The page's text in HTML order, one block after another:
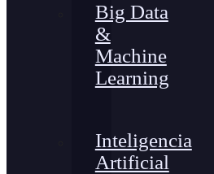
Big Data
&
Machine
Learning
Inteligencia
Artificial